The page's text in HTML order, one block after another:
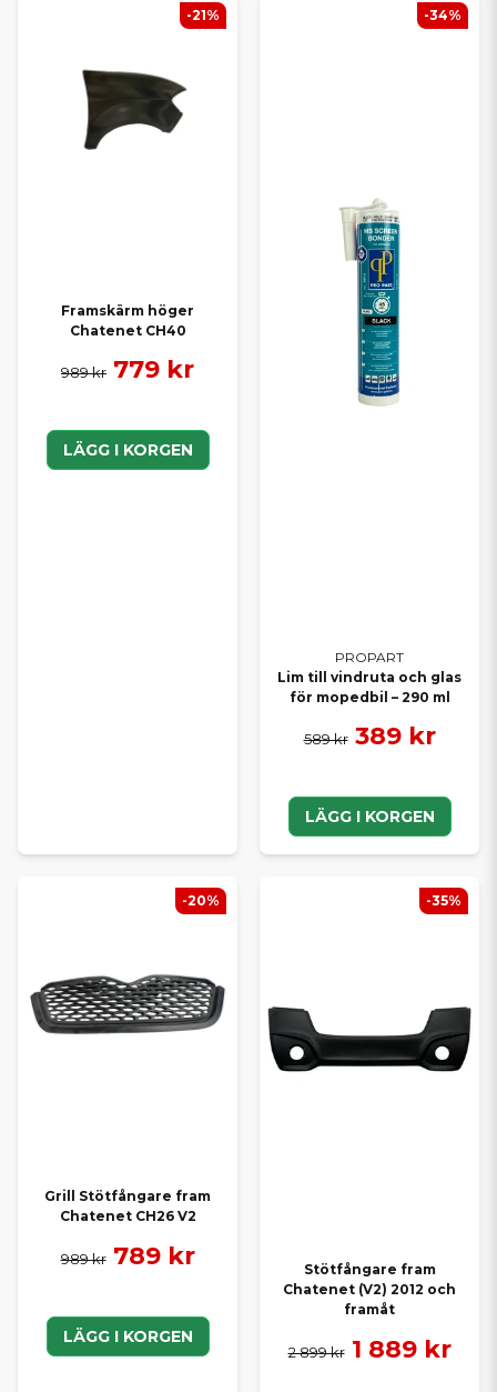
Framskärm höger
Chatenet CH40
989 kr 779 kr
LÄGG I KORGEN
-21%
PROPART
Lim till vindruta och glas
för mopedbil – 290 ml
589 kr 389 kr
LÄGG I KORGEN
-34%
Grill Stötfångare fram
Chatenet CH26 V2
989 kr 789 kr
LÄGG I KORGEN
-20%
Stötfångare fram
Chatenet (V2) 2012 och
framåt
2 899 kr 1 889 kr
-35%